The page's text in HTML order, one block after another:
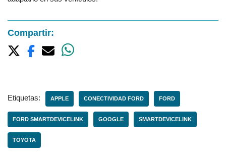
Compartir:
Etiquetas: APPLE CONECTIVIDAD FORD FORD
FORD SMARTDEVICELINK GOOGLE SMARTDEVICELINK
TOYOTA